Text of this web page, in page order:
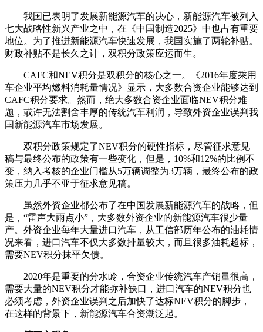
我国已表明了发展新能源汽车的决心，新能源汽车被列入
七大战略性新兴产业之中，在《中国制造2025》中也占有重要
地位。为了推进新能源汽车快速发展，我国实施了两轮补贴。
财政补贴不是长久之计，双积分政策应运而生。
CAFC和NEV积分是双积分的核心之一。《2016年度乘用
车企业平均燃料消耗量情况》显示，大多数合资企业能够达到
CAFC积分要求。然而，绝大多数合资企业面临NEV积分难
题，或许无法割舍丰厚的传统汽车利润，导致外资企业误判我
国新能源汽车市场发展。
双积分政策规定了NEV积分的硬性指标，尽管征求意见
稿与最终公布的政策有一些变化，但是，10%和12%的比例不
变，纳入考核的企业门槛从5万辆调整为3万辆，最终公布的政
策压力几乎不亚于征求意见稿。
虽然外资企业都公布了在中国发展新能源汽车的战略，但
是，“雷声大雨点小”，大多数外资企业的新能源汽车很少量
产。外资企业每年大量进口汽车，从工信部历年公布的油耗情
况来看，进口汽车不仅大多数排量较大，而且很多油耗超标，
需要NEV积分抹平欠债。
2020年是重要的分水岭，合资企业传统汽车产销量很高，
需要大量的NEV积分才能弥补缺口，进口汽车的NEV积分也
必须考虑，外资企业误判之后加快了达标NEV积分的脚步，
在这样的背景下，新能源汽车合资潮泛起。